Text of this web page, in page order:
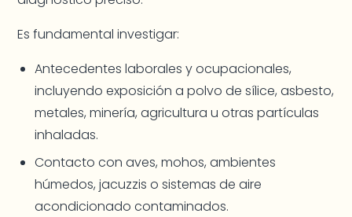
Es fundamental investigar:
Antecedentes laborales y ocupacionales,
incluyendo exposición a polvo de sílice, asbesto,
metales, minería, agricultura u otras partículas
inhaladas.
Contacto con aves, mohos, ambientes
húmedos, jacuzzis o sistemas de aire
acondicionado contaminados.